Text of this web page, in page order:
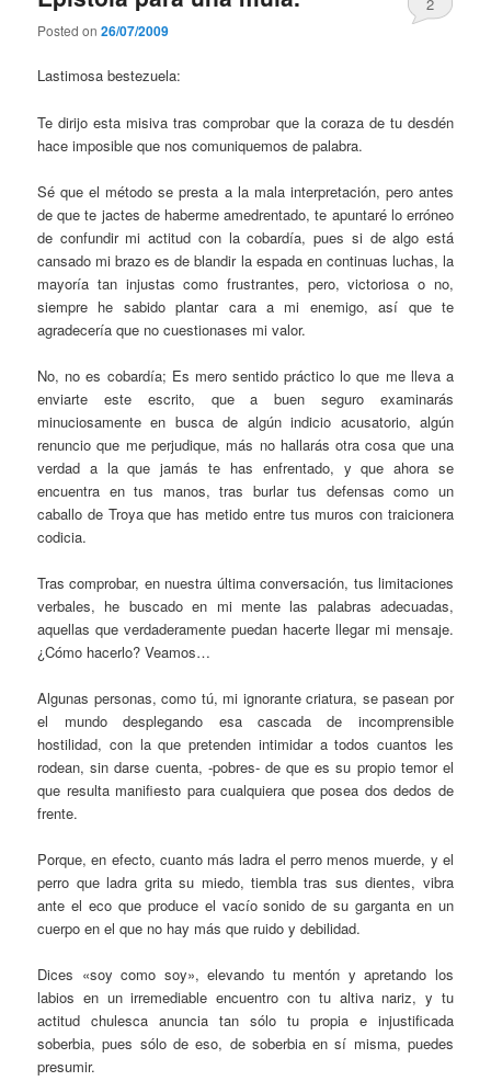
Posted on26/07/2009
2
Lastimosa bestezuela:
Te dirijo esta misiva tras comprobar que la coraza de tu desdén
hace imposible que nos comuniquemos de palabra.
Sé que el método se presta a la mala interpretación, pero antes
de que te jactes de haberme amedrentado, te apuntaré lo erróneo
de confundir mi actitud con la cobardía, pues si de algo está
cansado mi brazo es de blandir la espada en continuas luchas, la
mayoría tan injustas como frustrantes, pero, victoriosa o no,
siempre he sabido plantar cara a mi enemigo, así que te
agradecería que no cuestionases mi valor.
No, no es cobardía; Es mero sentido práctico lo que me lleva a
enviarte este escrito, que a buen seguro examinarás
minuciosamente en busca de algún indicio acusatorio, algún
renuncio que me perjudique, más no hallarás otra cosa que una
verdad a la que jamás te has enfrentado, y que ahora se
encuentra en tus manos, tras burlar tus defensas como un
caballo de Troya que has metido entre tus muros con traicionera
codicia.
Tras comprobar, en nuestra última conversación, tus limitaciones
verbales, he buscado en mi mente las palabras adecuadas,
aquellas que verdaderamente puedan hacerte llegar mi mensaje.
¿Cómo hacerlo? Veamos…
Algunas personas, como tú, mi ignorante criatura, se pasean por
el mundo desplegando esa cascada de incomprensible
hostilidad, con la que pretenden intimidar a todos cuantos les
rodean, sin darse cuenta, -pobres- de que es su propio temor el
que resulta manifiesto para cualquiera que posea dos dedos de
frente.
Porque, en efecto, cuanto más ladra el perro menos muerde, y el
perro que ladra grita su miedo, tiembla tras sus dientes, vibra
ante el eco que produce el vacío sonido de su garganta en un
cuerpo en el que no hay más que ruido y debilidad.
Dices «soy como soy», elevando tu mentón y apretando los
labios en un irremediable encuentro con tu altiva nariz, y tu
actitud chulesca anuncia tan sólo tu propia e injustificada
soberbia, pues sólo de eso, de soberbia en sí misma, puedes
presumir.